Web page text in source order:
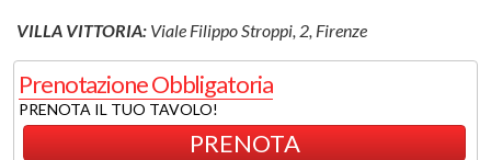
VILLA VITTORIA: Viale Filippo Stroppi, 2, Firenze
Prenotazione Obbligatoria
PRENOTA IL TUO TAVOLO!
PRENOTA